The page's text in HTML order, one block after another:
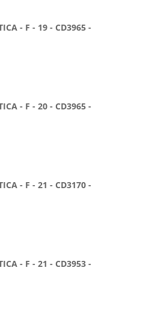
- F - 19 - CD3965 -
- F - 20 - CD3965 -
- F - 21 - CD3170 -
- F - 21 - CD3953 -